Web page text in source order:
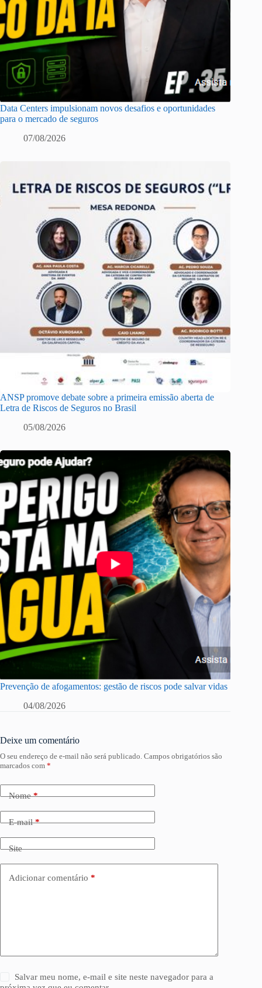
Data Centers impulsionam novos desafios e oportunidades
para o mercado de seguros
07/08/2026
ANSP promove debate sobre a primeira emissão aberta de
Letra de Riscos de Seguros no Brasil
05/08/2026
Prevenção de afogamentos: gestão de riscos pode salvar vidas
04/08/2026
Deixe um comentário
O seu endereço de e-mail não será publicado. Campos obrigatórios são
marcados com *
Nome*
E-mail*
Site
Adicionar comentário *
Salvar meu nome, e-mail e site neste navegador para a